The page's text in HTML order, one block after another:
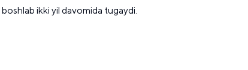
ikki yil davomida tugaydi.